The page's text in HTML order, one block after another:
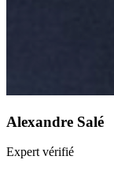
Alexandre Salé
Expert vérifié